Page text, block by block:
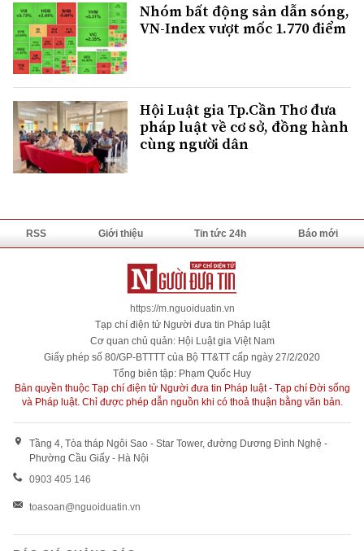
Nhóm bất động sản dẫn sóng,
VN-Index vượt mốc 1.770 điểm
Hội Luật gia Tp.Cần Thơ đưa
pháp luật về cơ sở, đồng hành
cùng người dân
RSS Giới thiệu Tin tức 24h Báo mới
https://m.nguoiduatin.vn
Tạp chí điện tử Người đưa tin Pháp luật
Cơ quan chủ quản: Hội Luật gia Việt Nam
Giấy phép số 80/GP-BTTTT của Bộ TT&TT cấp ngày 27/2/2020
Tổng biên tập: Phạm Quốc Huy
Bản quyền thuộc Tạp chí điện tử Người đưa tin Pháp luật - Tạp chí Đời sống
và Pháp luật. Chỉ được phép dẫn nguồn khi có thoả thuận bằng văn bản.
Tầng 4, Tòa tháp Ngôi Sao - Star Tower, đường Dương Đình Nghệ -
Phường Cầu Giấy - Hà Nội
0903 405 146
toasoan@nguoiduatin.vn